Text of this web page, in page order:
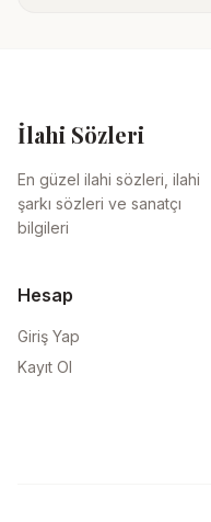
İlahi Sözleri
En güzel ilahi sözleri, ilahi
şarkı sözleri ve sanatçı
bilgileri
Hesap
Giriş Yap
Kayıt Ol